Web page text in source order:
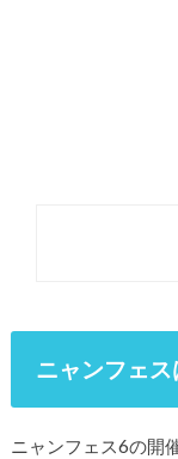
ニャンフェ
ニャンフェス6の開